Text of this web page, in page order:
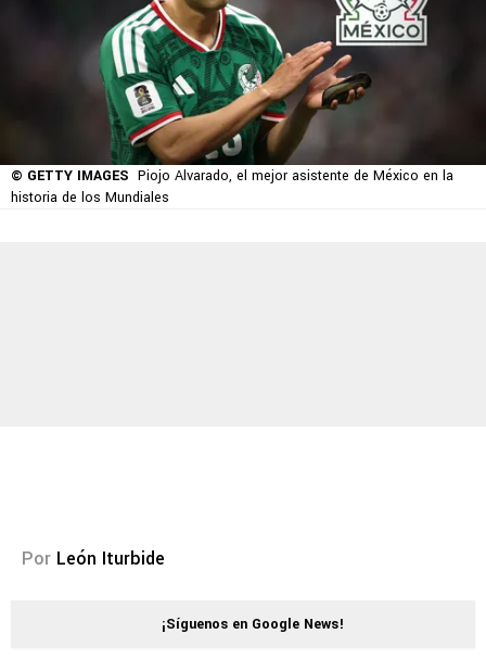
© GETTY IMAGES Piojo Alvarado, el mejor asistente de México en la
historia de los Mundiales
Por León Iturbide
¡Síguenos en Google News!